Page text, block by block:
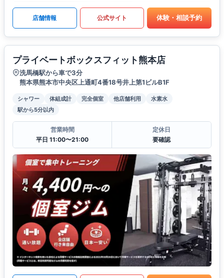
店舗情報 公式サイト 体験・相談予約
プライベートボックスフィット熊本店
洗馬橋駅から車で3分
熊本県熊本市中央区上通町4番18号井上第1ビルB1F
シャワー 体組成計 完全個室 他店舗利用
水素水
駅から5分以内
営業時間
平日 11:00〜21:00
定休日
要確認